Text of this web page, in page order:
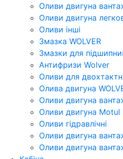
Оливи двигуна
Оливи двигуна
Оливи інші
Змазка WOLVER
Змазки для
Антифризи Wolver
Оливи для
Олива двигуна
Оливи двигуна
Оливи двигуна Motul
Оливи гідравлічні
Оливи двигуна
Оливи двигуна